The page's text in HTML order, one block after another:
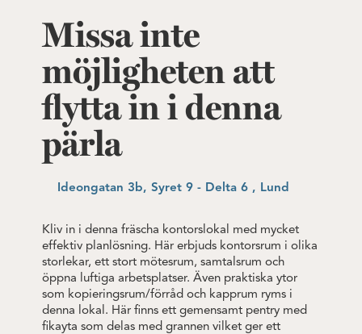
Missa inte
möjligheten att
flytta in i denna
pärla
Ideongatan 3b, Syret 9 - Delta 6 , Lund
Kliv in i denna fräscha kontorslokal med mycket
effektiv planlösning. Här erbjuds kontorsrum i olika
storlekar, ett stort mötesrum, samtalsrum och
öppna luftiga arbetsplatser. Även praktiska ytor
som kopieringsrum/förråd och kapprum ryms i
denna lokal. Här finns ett gemensamt pentry med
fikayta som delas med grannen vilket ger ett